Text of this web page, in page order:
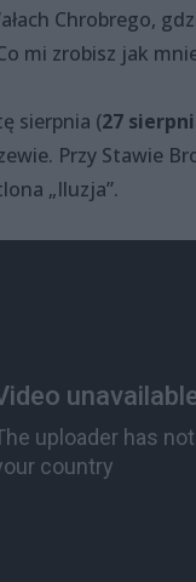
Chrobrego,
mi zrobisz jak mnie
sierpnia (27
Przy Stawie
„Iluzja”.